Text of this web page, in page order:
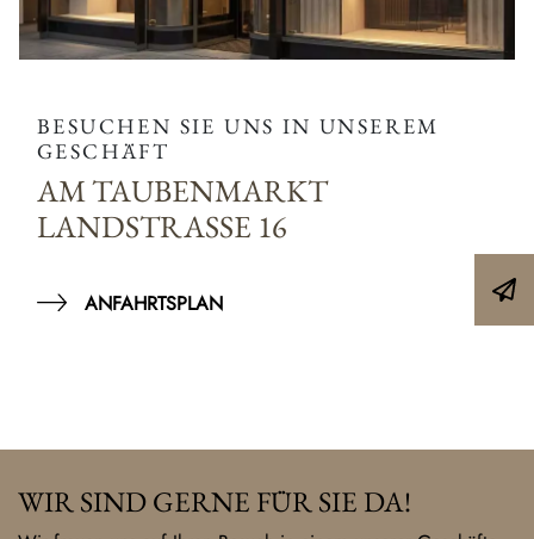
BESUCHEN SIE UNS IN UNSEREM
GESCHÄFT
AM TAUBENMARKT
LANDSTRASSE 16
ANFAHRTSPLAN
WIR SIND GERNE FÜR SIE DA!